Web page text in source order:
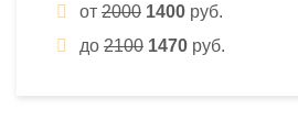
от 2000 1400 руб.
до 2100 1470 руб.